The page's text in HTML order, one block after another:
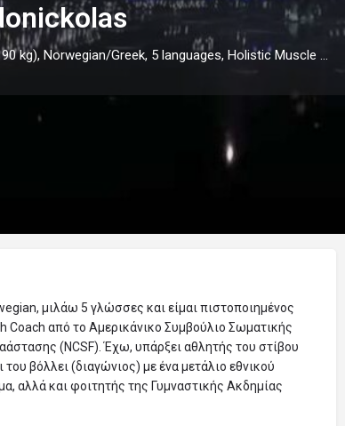
Kristian (38yo - 1,90cm - 90 kg), Norwegian/Greek, 5 languages, Holistic Muscle Coach
Αξιολογήσεις
μιλάω 5 γλώσσες και είμαι πιστοποιημένος
Coach από το Αμερικάνικο Συμβούλιο Σωματικής
(NCSF). Έχω, υπάρξει αθλητής του στίβου
βόλλει (διαγώνιος) με ένα μετάλιο εθνικού
αλλά και φοιτητής της Γυμναστικής Ακδημίας